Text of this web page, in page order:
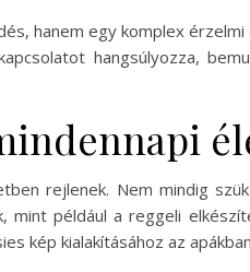
hanem egy komplex
hangsúlyozza,
rejlenek. Nem mindig
például a reggeli
kép kialakításához az